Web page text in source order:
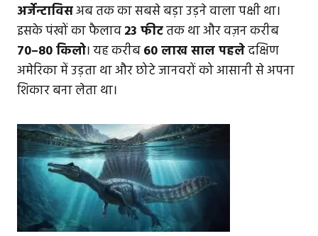
अर्जेन्टाविसअब तक का सबसे बड़ा उड़ने वाला पक्षी था।
इसके पंखों का फैलाव23 फीटतक था और वज़न करीब
70–80 किलो। यह करीब60 लाख साल पहलेदक्षिण
अमेरिका में उड़ता था और छोटे जानवरों को आसानी से अपना
शिकार बना लेता था।